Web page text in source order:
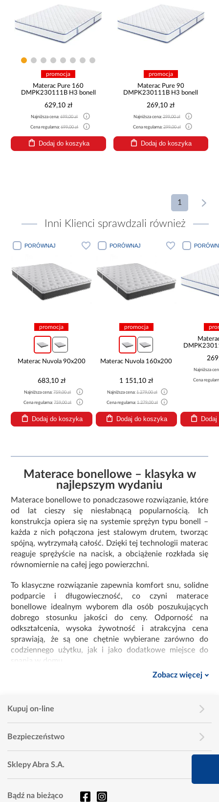
promocja
Materac Pure 160
DMPK230111B H3 bonell
629,10 zł
Najniższa cena:699,00 zł
Cena regularna:699,00 zł
Dodaj do koszyka
promocja
Materac Pure 90
DMPK230111B H3 bonell
269,10 zł
Najniższa cena:299,00 zł
Cena regularna:299,00 zł
Dodaj do koszyka
1
Inni Klienci sprawdzali również
PORÓWNAJ
promocja
Materac Nuvola 90x200
683,10 zł
Najniższa cena:759,00 zł
Cena regularna:759,00 zł
Dodaj do koszyka
PORÓWNAJ
promocja
Materac Nuvola 160x200
1 151,10 zł
Najniższa cena:1 279,00 zł
Cena regularna:1 279,00 zł
Dodaj do koszyka
Najniższa
Cena
Materace bonellowe – klasyka w
najlepszym wydaniu
Materace bonellowe to ponadczasowe rozwiązanie, które
od lat cieszy się niesłabnącą popularnością. Ich
konstrukcja opiera się na systemie sprężyn typu bonell –
każda z nich połączona jest stalowym drutem, tworząc
spójną, wytrzymałą całość. Dzięki tej technologii materac
reaguje sprężyście na nacisk, a obciążenie rozkłada się
równomiernie na całej jego powierzchni.
To klasyczne rozwiązanie zapewnia komfort snu, solidne
podparcie i długowieczność, co czyni materace
bonellowe idealnym wyborem dla osób poszukujących
dobrego stosunku jakości do ceny. Odporność na
odkształcenia, wysoka żywotność i atrakcyjna cena
sprawiają, że są one chętnie wybierane zarówno do
codziennego użytku, jak i jako dodatkowe miejsce do
spania w domu.
Progresywna twardość –
nacisk wywierany na materac, tym większe wsparcie
zapewniają sprężyny. Dzięki temu osoby o większej masie
ciała mogą liczyć na stabilne podparcie kręgosłupa bez
lżejsze osoby również znajdą w nich komfort, ponieważ
powierzchnia materaca nie jest sztywna, lecz elastyczna.
Zobacz więcej
Kupuj on-line
Bezpieczeństwo
Sklepy Abra S.A.
Bądź na bieżąco